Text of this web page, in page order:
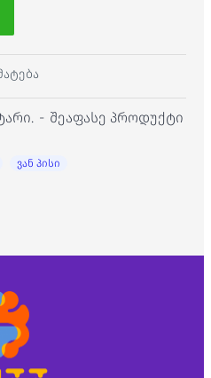
- შეაფასე პროდუქტი
ვან პისი